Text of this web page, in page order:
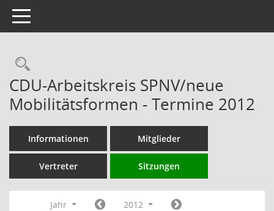
Toggle navigation
Rechercheauswahl
CDU-Arbeitskreis SPNV/neue
Mobilitätsformen - Termine 2012
Informationen Mitglieder
Vertreter Sitzungen
Jahr
2012